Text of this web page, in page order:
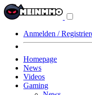
Anmelden /
Homepage
News
Videos
Gaming